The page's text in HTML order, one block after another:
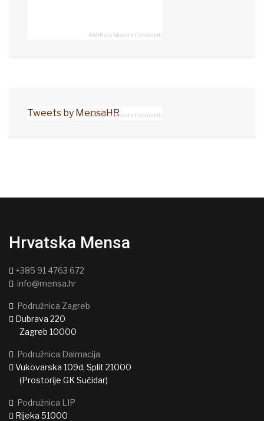
4WeHelp Movers Cincinnati
Tweets by MensaHR4WeHelp Movers Cincinnati
Hrvatska Mensa
+385 91 4763 672
info@mensa.hr
Podružnica Zagreb
Dubrava 220
Zagreb 10000
Podružnica Dalmacija
Vukovarska 109d, Split 21000
(Prostorije GK Sućidar)
Podružnica LIP
Rijeka 51000